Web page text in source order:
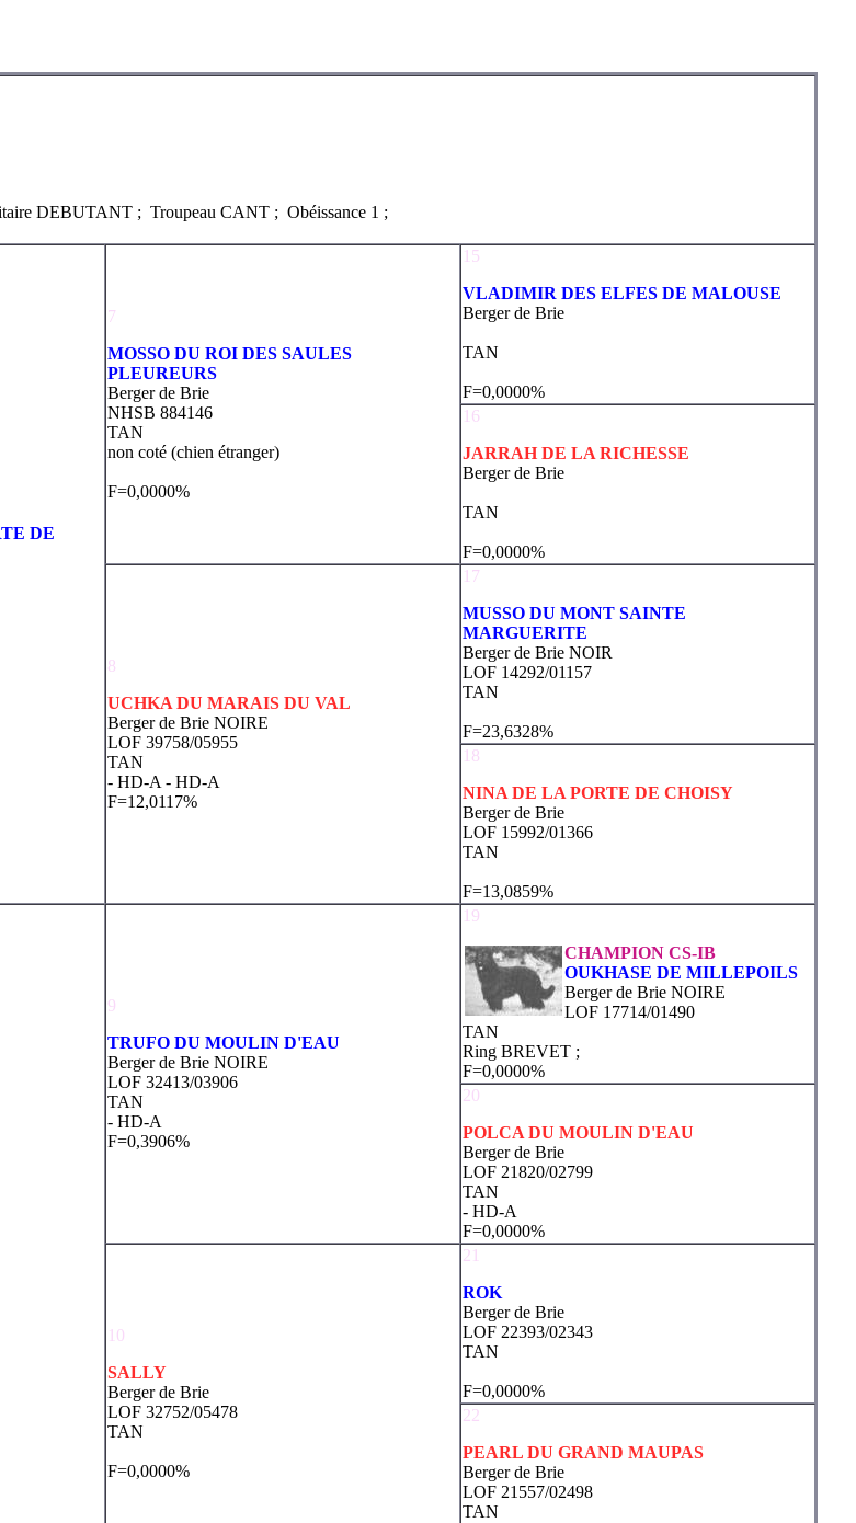
DEBUTANT ; Troupeau CANT ; Obéissance 1 ;
DE
7
MOSSO DU ROI DES SAULES
PLEUREURS
Berger de Brie
NHSB 884146
TAN
non coté (chien étranger)
F=0,0000%
15
VLADIMIR DES ELFES DE MALOUSE
Berger de Brie
TAN
F=0,0000%
16
JARRAH DE LA RICHESSE
Berger de Brie
TAN
F=0,0000%
8
UCHKA DU MARAIS DU VAL
Berger de Brie NOIRE
LOF 39758/05955
TAN
- HD-A - HD-A
F=12,0117%
17
MUSSO DU MONT SAINTE
MARGUERITE
Berger de Brie NOIR
LOF 14292/01157
TAN
F=23,6328%
18
NINA DE LA PORTE DE CHOISY
Berger de Brie
LOF 15992/01366
TAN
F=13,0859%
9
TRUFO DU MOULIN D'EAU
Berger de Brie NOIRE
LOF 32413/03906
TAN
- HD-A
F=0,3906%
19
CHAMPION CS-IB
OUKHASE DE MILLEPOILS
Berger de Brie NOIRE
LOF 17714/01490
TAN
Ring BREVET ;
F=0,0000%
20
POLCA DU MOULIN D'EAU
Berger de Brie
LOF 21820/02799
TAN
- HD-A
F=0,0000%
10
SALLY
Berger de Brie
LOF 32752/05478
TAN
F=0,0000%
21
ROK
Berger de Brie
LOF 22393/02343
TAN
F=0,0000%
22
PEARL DU GRAND MAUPAS
Berger de Brie
LOF 21557/02498
TAN